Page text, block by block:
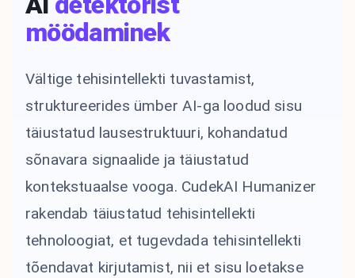
möödaminek
Vältige tehisintellekti tuvastamist,
struktureerides ümber AI-ga loodud sisu
täiustatud lausestruktuuri, kohandatud
sõnavara signaalide ja täiustatud
kontekstuaalse vooga. CudekAI Humanizer
rakendab täiustatud tehisintellekti
tehnoloogiat, et tugevdada tehisintellekti
tõendavat kirjutamist, nii et sisu loetakse